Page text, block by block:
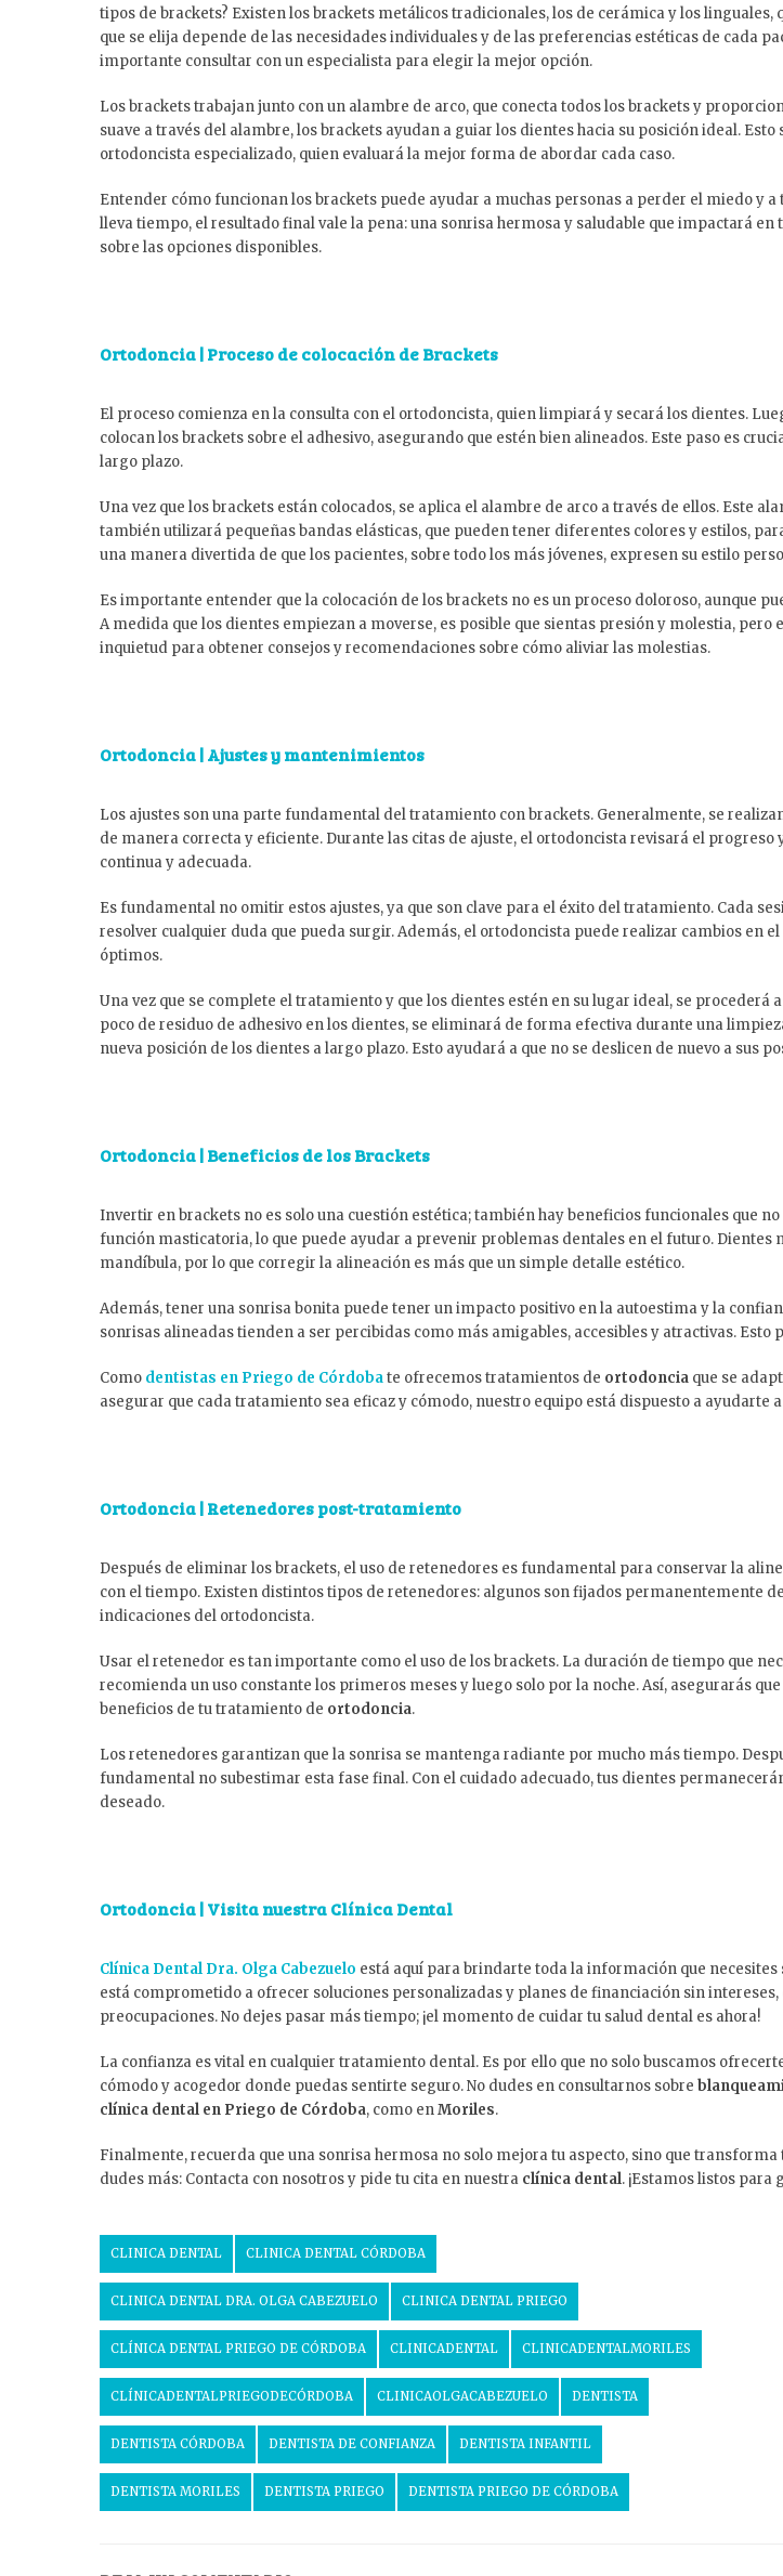
tipos de brackets? Existen los brackets metálicos tradicionales, los de cerámica y los
que se elija depende de las necesidades individuales y de las preferencias estéticas de cada
importante consultar con un especialista para elegir la mejor opción.
Los brackets trabajan junto con un alambre de arco, que conecta todos los brackets y
suave a través del alambre, los brackets ayudan a guiar los dientes hacia su posición ideal.
ortodoncista especializado, quien evaluará la mejor forma de abordar cada caso.
Entender cómo funcionan los brackets puede ayudar a muchas personas a perder el miedo y
lleva tiempo, el resultado final vale la pena: una sonrisa hermosa y saludable que impactará en
sobre las opciones disponibles.
Ortodoncia | Proceso de colocación de Brackets
El proceso comienza en la consulta con el ortodoncista, quien limpiará y secará los dientes.
colocan los brackets sobre el adhesivo, asegurando que estén bien alineados. Este paso es
largo plazo.
Una vez que los brackets están colocados, se aplica el alambre de arco a través de ellos.
también utilizará pequeñas bandas elásticas, que pueden tener diferentes colores y estilos,
una manera divertida de que los pacientes, sobre todo los más jóvenes, expresen su estilo
Es importante entender que la colocación de los brackets no es un proceso doloroso, aunque
A medida que los dientes empiezan a moverse, es posible que sientas presión y molestia,
inquietud para obtener consejos y recomendaciones sobre cómo aliviar las molestias.
Ortodoncia | Ajustes y mantenimientos
Los ajustes son una parte fundamental del tratamiento con brackets. Generalmente, se
de manera correcta y eficiente. Durante las citas de ajuste, el ortodoncista revisará el
continua y adecuada.
Es fundamental no omitir estos ajustes, ya que son clave para el éxito del tratamiento. Cada
resolver cualquier duda que pueda surgir. Además, el ortodoncista puede realizar cambios en
óptimos.
Una vez que se complete el tratamiento y que los dientes estén en su lugar ideal, se
poco de residuo de adhesivo en los dientes, se eliminará de forma efectiva durante una
nueva posición de los dientes a largo plazo. Esto ayudará a que no se deslicen de nuevo a sus
Ortodoncia | Beneficios de los Brackets
Invertir en brackets no es solo una cuestión estética; también hay beneficios funcionales que
función masticatoria, lo que puede ayudar a prevenir problemas dentales en el futuro.
mandíbula, por lo que corregir la alineación es más que un simple detalle estético.
Además, tener una sonrisa bonita puede tener un impacto positivo en la autoestima y la
sonrisas alineadas tienden a ser percibidas como más amigables, accesibles y atractivas.
Como dentistas en Priego de Córdobate ofrecemos tratamientos de ortodoncia que se
asegurar que cada tratamiento sea eficaz y cómodo, nuestro equipo está dispuesto a ayudarte
Ortodoncia | Retenedores post-tratamiento
Después de eliminar los brackets, el uso de retenedores es fundamental para conservar la
con el tiempo. Existen distintos tipos de retenedores: algunos son fijados permanentemente
indicaciones del ortodoncista.
Usar el retenedor es tan importante como el uso de los brackets. La duración de tiempo que
recomienda un uso constante los primeros meses y luego solo por la noche. Así, asegurarás
beneficios de tu tratamiento de ortodoncia.
Los retenedores garantizan que la sonrisa se mantenga radiante por mucho más tiempo.
fundamental no subestimar esta fase final. Con el cuidado adecuado, tus dientes
deseado.
Ortodoncia | Visita nuestra Clínica Dental
Clínica Dental Dra. Olga Cabezuelo está aquí para brindarte toda la información que necesites
está comprometido a ofrecer soluciones personalizadas y planes de financiación sin
preocupaciones. No dejes pasar más tiempo; ¡el momento de cuidar tu salud dental es ahora!
La confianza es vital en cualquier tratamiento dental. Es por ello que no solo buscamos
cómodo y acogedor donde puedas sentirte seguro. No dudes en consultarnos sobre
clínica dental en Priego de Córdoba, como enMoriles.
Finalmente, recuerda que una sonrisa hermosa no solo mejora tu aspecto, sino que
dudes más: Contacta con nosotros y pide tu cita en nuestra clínica dental. ¡Estamos listos
CLINICA DENTAL CLINICA DENTAL CÓRDOBA
CLINICA DENTAL DRA. OLGA CABEZUELO CLINICA DENTAL PRIEGO
CLÍNICA DENTAL PRIEGO DE CÓRDOBA CLINICADENTAL CLINICADENTALMORILES
CLÍNICADENTALPRIEGODECÓRDOBA CLINICAOLGACABEZUELO DENTISTA
DENTISTA CÓRDOBA DENTISTA DE CONFIANZA DENTISTA INFANTIL
DENTISTA MORILES DENTISTA PRIEGO DENTISTA PRIEGO DE CÓRDOBA